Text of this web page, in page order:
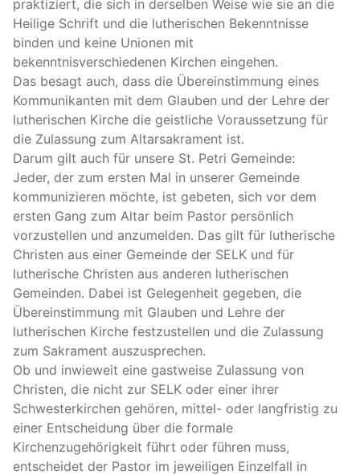
praktiziert, die sich in derselben Weise wie sie an die
Heilige Schrift und die lutherischen Bekenntnisse
binden und keine Unionen mit
bekenntnisverschiedenen Kirchen eingehen.
Das besagt auch, dass die Übereinstimmung eines
Kommunikanten mit dem Glauben und der Lehre der
lutherischen Kirche die geistliche Voraussetzung für
die Zulassung zum Altarsakrament ist.
Darum gilt auch für unsere St. Petri Gemeinde:
Jeder, der zum ersten Mal in unserer Gemeinde
kommunizieren möchte, ist gebeten, sich vor dem
ersten Gang zum Altar beim Pastor persönlich
vorzustellen und anzumelden. Das gilt für lutherische
Christen aus einer Gemeinde der SELK und für
lutherische Christen aus anderen lutherischen
Gemeinden. Dabei ist Gelegenheit gegeben, die
Übereinstimmung mit Glauben und Lehre der
lutherischen Kirche festzustellen und die Zulassung
zum Sakrament auszusprechen.
Ob und inwieweit eine gastweise Zulassung von
Christen, die nicht zur SELK oder einer ihrer
Schwesterkirchen gehören, mittel- oder langfristig zu
einer Entscheidung über die formale
Kirchenzugehörigkeit führt oder führen muss,
entscheidet der Pastor im jeweiligen Einzelfall in